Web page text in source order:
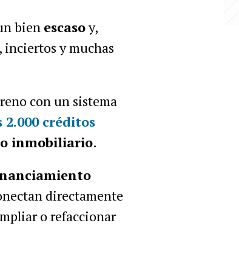
bien escasoy,
inciertos y muchas
con un sistema
2.000 créditos
inmobiliario.
directamente
o refaccionar